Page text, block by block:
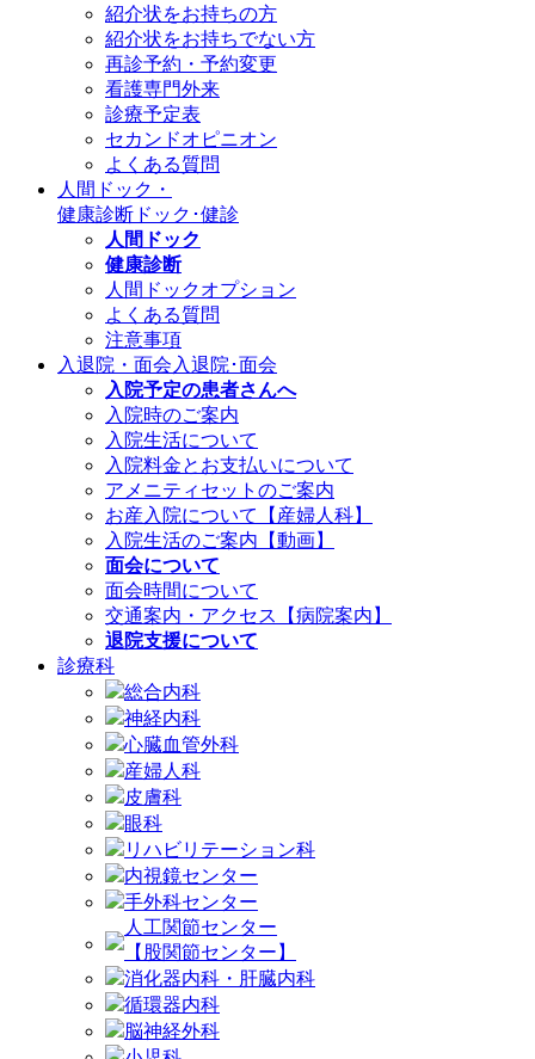
紹介状をお持ちの方
紹介状をお持ちでない方
再診予約・予約変更
看護専門外来
診療予定表
セカンドオピニオン
よくある質問
人間ドック・
健康診断 ドック･健診
人間ドック
健康診断
人間ドックオプション
よくある質問
注意事項
入退院・面会 入退院･面会
入院予定の患者さんへ
入院時のご案内
入院生活について
入院料金とお支払いについて
アメニティセットのご案内
お産入院について【産婦人科】
入院生活のご案内【動画】
面会について
面会時間について
交通案内・アクセス【病院案内】
退院支援について
診療科
総合内科
神経内科
心臓血管外科
産婦人科
皮膚科
眼科
リハビリテーション科
内視鏡センター
手外科センター
人工関節センター
【股関節センター】
消化器内科・肝臓内科
循環器内科
脳神経外科